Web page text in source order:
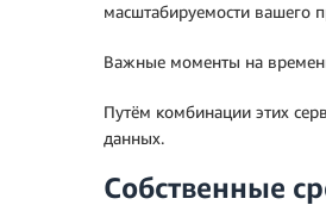
масштабируемости вашего
Важные моменты на
Путём комбинации этих
данных.
Собственные